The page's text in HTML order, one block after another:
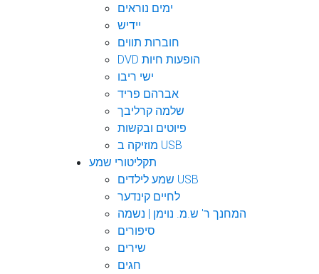
ימים נוראים
יידיש
חוברות תווים
DVD הופעות חיות
ישי ריבו
אברהם פריד
שלמה קרליבך
פיוטים ובקשות
מוזיקה ב USB
תקליטורי שמע
שמע לילדים USB
לחיים קינדער
המחנך ר' ש.מ. נוימן | נשמה
סיפורים
שירים
חגים